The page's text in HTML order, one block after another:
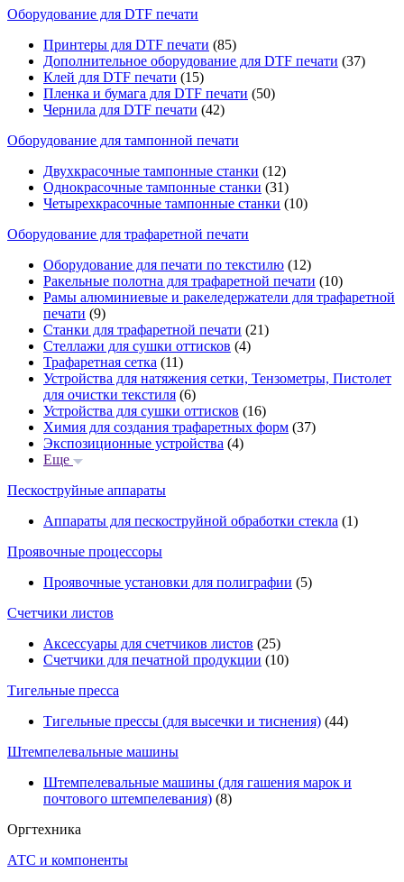
Оборудование для DTF печати
Принтеры для DTF печати (85)
Дополнительное оборудование для DTF печати (37)
Клей для DTF печати (15)
Пленка и бумага для DTF печати (50)
Чернила для DTF печати (42)
Оборудование для тампонной печати
Двухкрасочные тампонные станки (12)
Однокрасочные тампонные станки (31)
Четырехкрасочные тампонные станки (10)
Оборудование для трафаретной печати
Оборудование для печати по текстилю (12)
Ракельные полотна для трафаретной печати (10)
Рамы алюминиевые и ракеледержатели для трафаретной
печати (9)
Станки для трафаретной печати (21)
Стеллажи для сушки оттисков (4)
Трафаретная сетка (11)
Устройства для натяжения сетки, Тензометры, Пистолет
для очистки текстиля (6)
Устройства для сушки оттисков (16)
Химия для создания трафаретных форм (37)
Экспозиционные устройства (4)
Еще
Пескоструйные аппараты
Аппараты для пескоструйной обработки стекла (1)
Проявочные процессоры
Проявочные установки для полиграфии (5)
Счетчики листов
Аксессуары для счетчиков листов (25)
Счетчики для печатной продукции (10)
Тигельные пресса
Тигельные прессы (для высечки и тиснения) (44)
Штемпелевальные машины
Штемпелевальные машины (для гашения марок и
почтового штемпелевания) (8)
Оргтехника
АТС и компоненты